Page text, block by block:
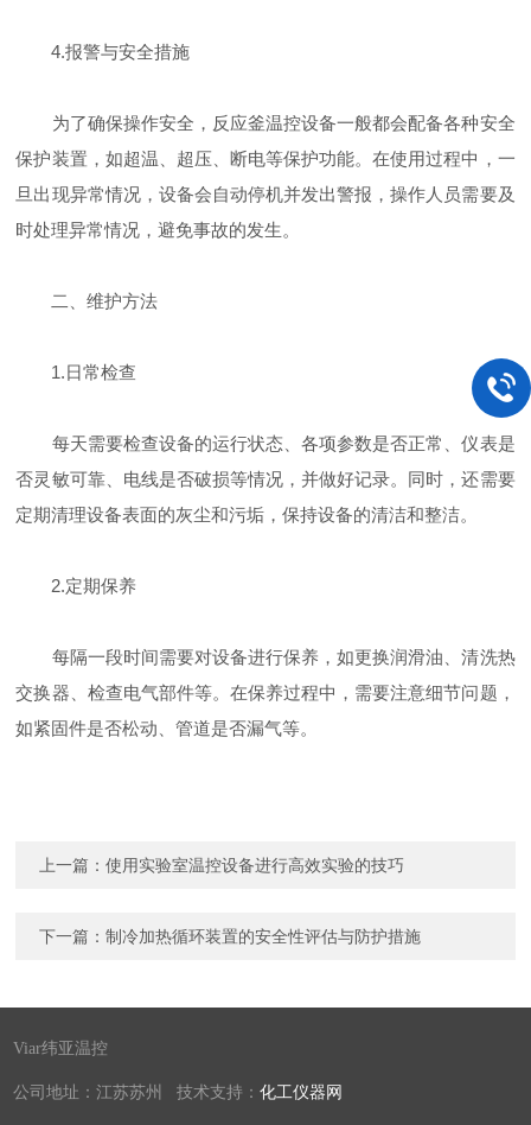
4.报警与安全措施
为了确保操作安全，反应釜温控设备一般都会配备各种安全
保护装置，如超温、超压、断电等保护功能。在使用过程中，一
旦出现异常情况，设备会自动停机并发出警报，操作人员需要及
时处理异常情况，避免事故的发生。
二、维护方法
1.日常检查
每天需要检查设备的运行状态、各项参数是否正常、仪表是
否灵敏可靠、电线是否破损等情况，并做好记录。同时，还需要
定期清理设备表面的灰尘和污垢，保持设备的清洁和整洁。
2.定期保养
每隔一段时间需要对设备进行保养，如更换润滑油、清洗热
交换器、检查电气部件等。在保养过程中，需要注意细节问题，
如紧固件是否松动、管道是否漏气等。
上一篇：使用实验室温控设备进行高效实验的技巧
下一篇：制冷加热循环装置的安全性评估与防护措施
Viar纬亚温控
公司地址：江苏苏州 技术支持：化工仪器网